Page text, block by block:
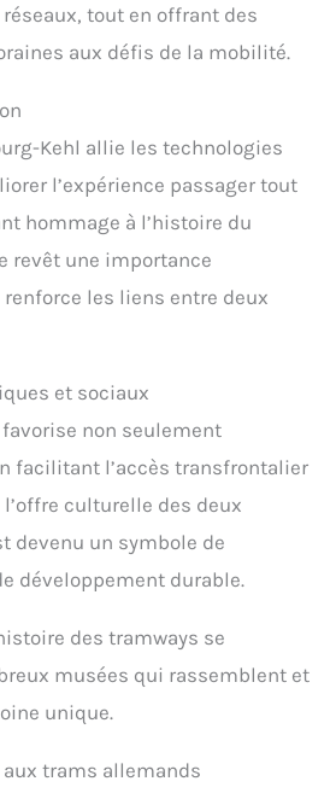
tout en offrant des
aux défis de la mobilité.
Kehl allie les technologies
l’expérience passager tout
hommage à l’histoire du
revêt une importance
les liens entre deux
et sociaux
non seulement
facilitant l’accès transfrontalier
culturelle des deux
devenu un symbole de
développement durable.
des tramways se
musées qui rassemblent et
unique.
trams allemands